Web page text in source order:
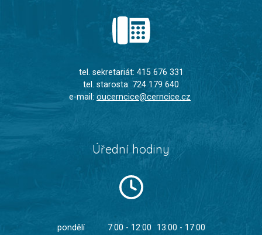
tel. sekretariát: 415 676 331
tel. starosta: 724 179 640
e-mail: oucerncice@cerncice.cz
Úřední hodiny
pondělí 7:00 - 12:00
13:00 - 17:00